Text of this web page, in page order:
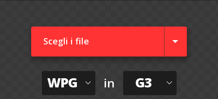
Scegli i file
WPG in G3